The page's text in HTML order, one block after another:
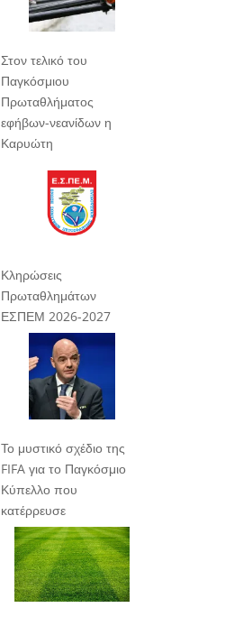
Στον τελικό του
Παγκόσμιου
Πρωταθλήματος
εφήβων-νεανίδων η
Καρυώτη
Κληρώσεις
Πρωταθλημάτων
ΕΣΠΕΜ 2026-2027
Το μυστικό σχέδιο της
FIFA για το Παγκόσμιο
Κύπελλο που
κατέρρευσε